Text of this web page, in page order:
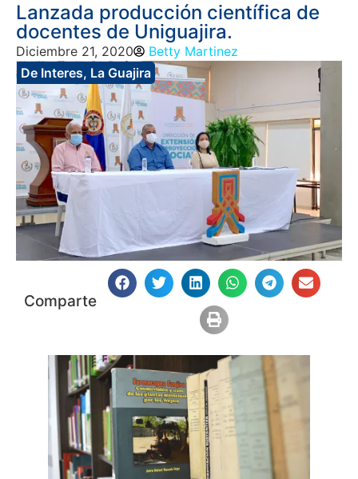
Lanzada producción científica de
docentes de Uniguajira.
Diciembre 21, 2020
Betty Martinez
De Interes, La Guajira
Comparte